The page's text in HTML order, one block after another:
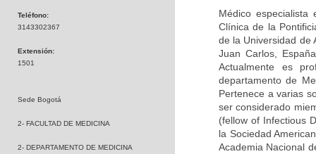
Teléfono:
3143302367
Extensión:
1501
Sede Bogotá
2- FACULTAD DE MEDICINA
2- DEPARTAMENTO DE MEDICINA
Médico especialista
Clínica de la
de la Universidad de
Juan Carlos,
Actualmente es
departamento de
Pertenece a varias
ser considerado
(fellow of Infectious
la Sociedad
Academia Nacional